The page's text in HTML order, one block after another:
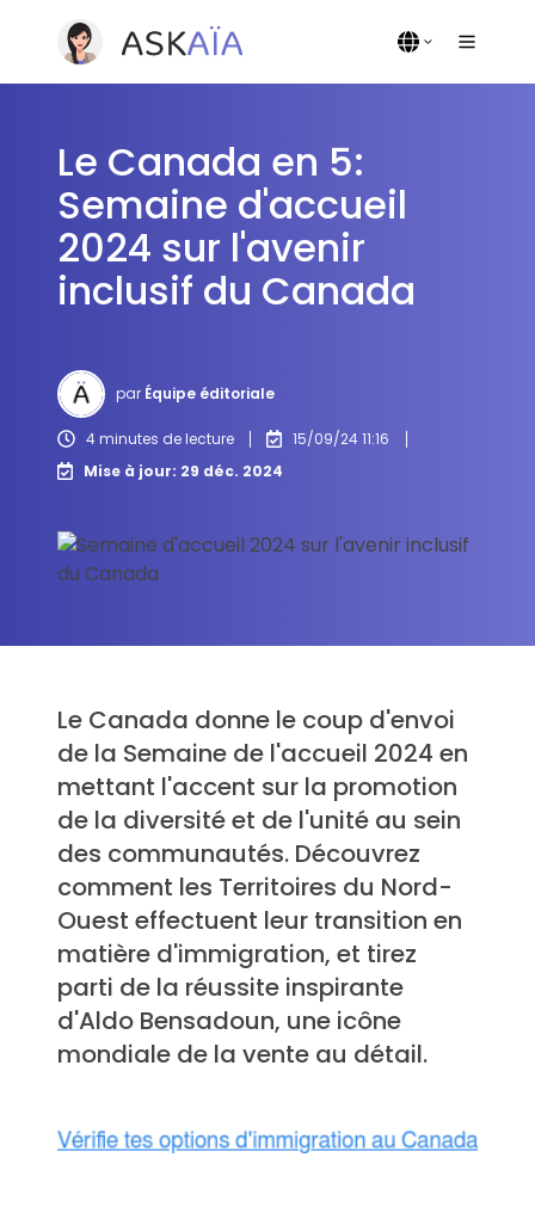
Le Canada en 5:
Semaine d'accueil
2024 sur l'avenir
inclusif du Canada
par Équipe éditoriale
4 minutes de lecture
15/09/24 11:16
Mise à jour: 29 déc. 2024
Le Canada donne le coup d'envoi
de la Semaine de l'accueil 2024 en
mettant l'accent sur la promotion
de la diversité et de l'unité au sein
des communautés. Découvrez
comment les Territoires du Nord-
Ouest effectuent leur transition en
matière d'immigration, et tirez
parti de la réussite inspirante
d'Aldo Bensadoun, une icône
mondiale de la vente au détail.